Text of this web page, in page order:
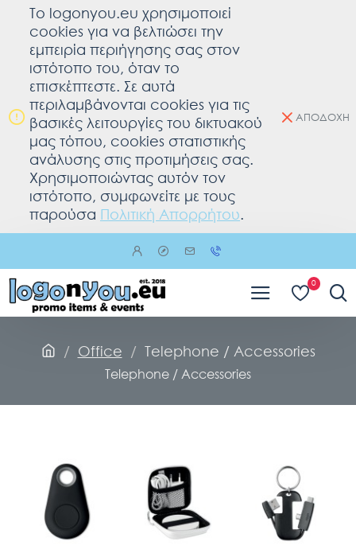
To logonyou.eu χρησιμοποιεί
cookies για να βελτιώσει την
εμπειρία περιήγησης σας στον
ιστότοπο του, όταν το
επισκέπτεστε. Σε αυτά
περιλαμβάνονται cookies για τις
βασικές λειτουργίες του δικτυακού
μας τόπου, cookies στατιστικής
ανάλυσης στις προτιμήσεις σας.
Χρησιμοποιώντας αυτόν τον
ιστότοπο, συμφωνείτε με τους
παρούσα Πολιτική Απορρήτου.
ΑΠΟΔΟΧΗ
0
Office Telephone / Accessories
Telephone / Accessories